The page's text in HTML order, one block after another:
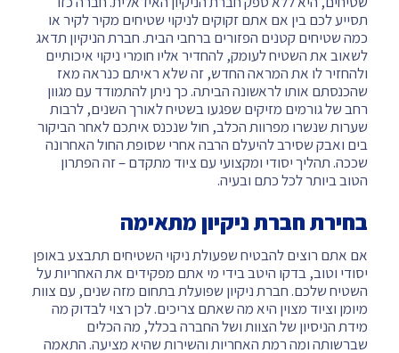
תסייע לכם בין אם אתם זקוקים לניקוי שטיחים מקיר לקיר או
כמה שטיחים קטנים הפזורים ברחבי הבית. חברת הניקיון תדאג
לשאוב את השטיח לעומק, להחדיר אליו חומרי ניקוי איכותיים
ולהחזיר לו את המראה החדש, זה שלא ראיתם כנראה מאז
שהכנסתם אותו לראשונה הביתה. כך ניתן להתמודד עם מגוון
רחב של גורמים מזיקים שפגעו בשטיח לאורך השנים, לרבות
שערות שנשרו מפרוות הכלב, חול שנכנס איתכם לאחר הביקור
בים ואבק שסירב להיעלם הרבה אחרי שסופת החול האחרונה
שככה. תהליך יסודי ומקצועי עם ציוד מתקדם – זה הפתרון
הטוב ביותר לכל כתם ובעיה.
בחירת חברת ניקיון מתאימה
אם אתם רוצים להבטיח שפעולת ניקוי השטיחים תתבצע באופן
יסודי וטוב, בדקו היטב בידי מי אתם מפקידים את האחריות על
השטיח שלכם. חברת ניקיון שפועלת בתחום מזה שנים, עם צוות
מיומן וציוד מצוין היא מה שאתם צריכים. לכן רצוי לבדוק מה
מידת הניסיון של הצוות ושל החברה בכלל, מה הכלים
שברשותה ומה רמת האחריות והשירות שהיא מציעה. התאמה